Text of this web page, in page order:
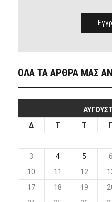
ΟΛΑ ΤΑ ΑΡΘΡΑ ΜΑΣ
Δ
Τ Τ Π
3
4 5 6
10
11 12
17
18 19